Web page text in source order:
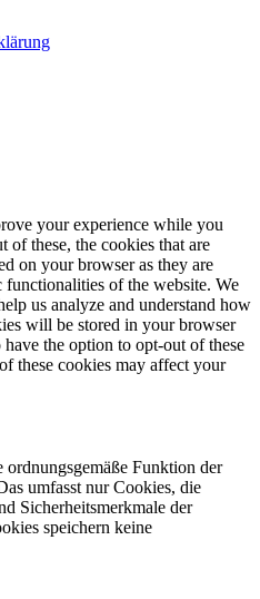
your experience while you
of these, the cookies that are
on your browser as they are
of the website. We
us analyze and understand how
will be stored in your browser
the option to opt-out of these
these cookies may affect your
Funktion der
umfasst nur Cookies, die
Sicherheitsmerkmale der
speichern keine